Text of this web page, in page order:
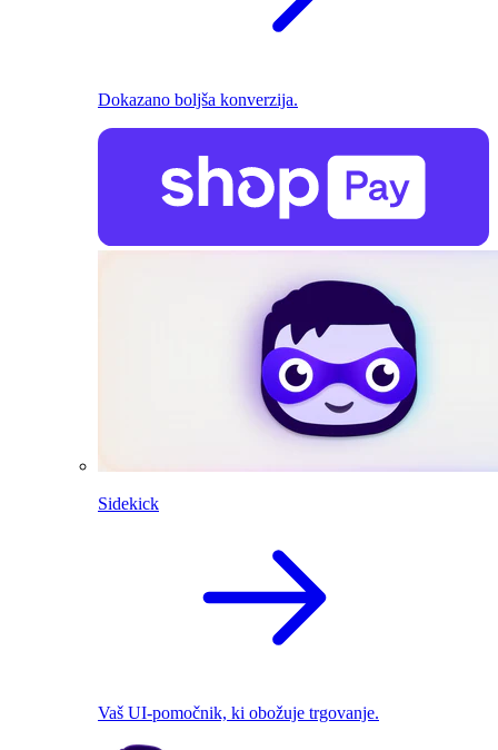
Dokazano boljša konverzija.
Sidekick
Vaš UI-pomočnik, ki obožuje trgovanje.